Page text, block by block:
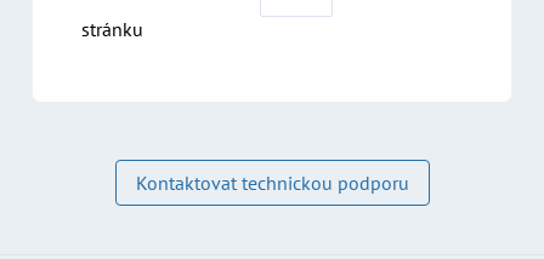
Kontaktovat technickou podporu